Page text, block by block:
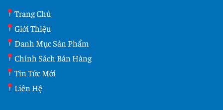
Trang Chủ
Giới Thiệu
Danh Mục Sản Phẩm
Chính Sách Bán Hàng
Tin Tức Mới
Liên Hệ